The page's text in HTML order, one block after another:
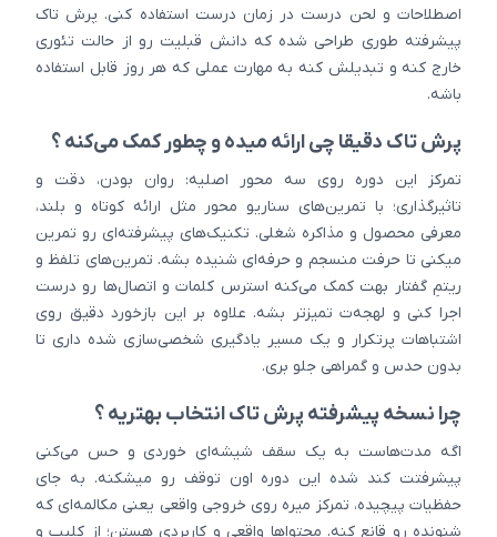
اصطلاحات و لحن درست در زمان درست استفاده کنی. پرش تاک
پیشرفته طوری طراحی شده که دانش قبلیت رو از حالت تئوری
خارج کنه و تبدیلش کنه به مهارت عملی که هر روز قابل استفاده
باشه.
پرش تاک دقیقا چی ارائه میده و چطور کمک می‌کنه ؟
تمرکز این دوره روی سه محور اصلیه: روان بودن، دقت و
تاثیرگذاری؛ با تمرین‌های سناریو محور مثل ارائه کوتاه و بلند،
معرفی محصول و مذاکره شغلی. تکنیک‌های پیشرفته‌ای رو تمرین
میکنی تا حرفت منسجم و حرفه‌ای شنیده بشه. تمرین‌های تلفظ و
ریتمِ گفتار بهت کمک می‌کنه استرس کلمات و اتصال‌ها رو درست
اجرا کنی و لهجه‌ت تمیزتر بشه. علاوه بر این بازخورد دقیق روی
اشتباهات پرتکرار و یک مسیر یادگیری شخصی‌سازی شده داری تا
بدون حدس و گمراهی جلو بری.
چرا نسخه پیشرفته پرش تاک انتخاب بهتریه ؟
اگه مدت‌هاست به یک سقف شیشه‌ای خوردی و حس می‌کنی
پیشرفتت کند شده این دوره اون توقف رو میشکنه. به جای
حفظیات پیچیده، تمرکز میره روی خروجی واقعی یعنی مکالمه‌ای که
شنونده رو قانع کنه. محتواها واقعی و کاربردی هستن؛ از کلیپ و